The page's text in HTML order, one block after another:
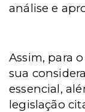
análise e
Assim, para
sua
essencial,
legislação